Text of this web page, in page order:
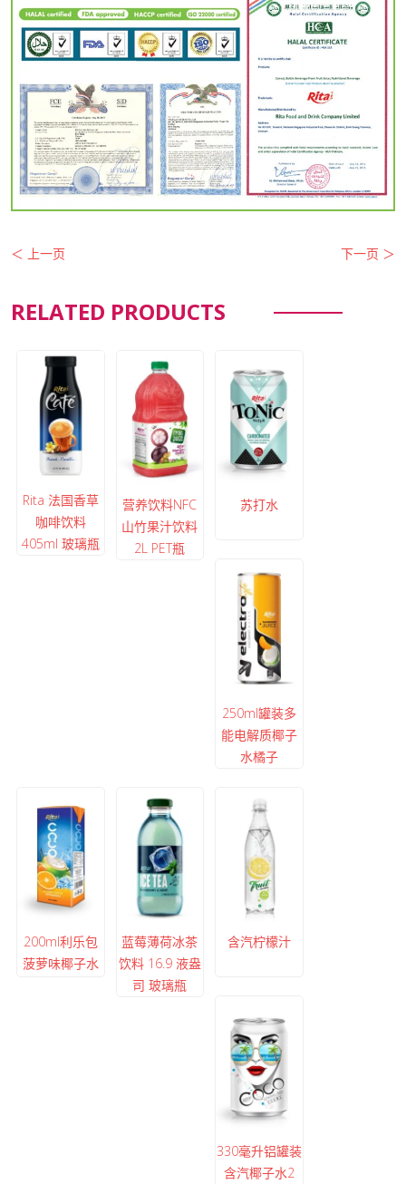
＜ 上一页 下一页 ＞
RELATED PRODUCTS
Rita 法国香草
咖啡饮料
405ml 玻璃瓶
营养饮料NFC
山竹果汁饮料
2L PET瓶
苏打水
250ml罐装多
能电解质椰子
水橘子
200ml利乐包
菠萝味椰子水
蓝莓薄荷冰茶
饮料 16.9 液盎
司 玻璃瓶
含汽柠檬汁
330毫升铝罐装
含汽椰子水2